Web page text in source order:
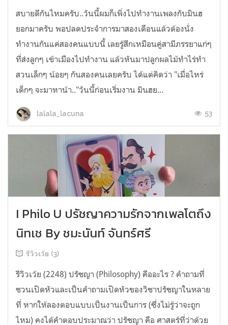
สบายดีกันไหมครับ..วันนี้ผมก็เพิ่งไปทำงานเพลงกับมินฮ
ยอกมาครับ พอปลดประจำการมาสองเดือนแล้วต้องนั่ง
ทำงานกันแค่สองคนแบบนี้ เลยรู้สึกเหมือนคู่สามีภรรยาแก่ๆ
ที่ส่งลูกๆ เข้าเมืองไปทำงาน แล้วหันมาปลูกผลไม้ทำไร่ทำ
สวนเล็กๆ น้อยๆ กันสองคนเลยครับ ได้แต่คิดว่า "เมื่อไหร่
เด็กๆ จะมาหาน้า.."วันนี้ก่อนเริ่มงาน มินฮย...
lalala_lacuna 53
I Philo U ปรัชญาความรักจากเพลโตถึง
นิทเช By ชมะนันท์ จันทร์ศรี
รีวิวเว้ย (3)
รีวิวเว้ย (2248) ปรัชญา (Philosophy) คืออะไร ? คำถามที่
ชวนเปิดหัวและเป็นคำถามเปิดหัวของวิชาปรัชญาในหลาย
ที่ หากให้ลองตอบแบบเป็นงานเป็นการ (ซึ่งไม่รู้ว่าจะถูก
ไหม) คงได้คำตอบประมาณว่า ปรัชญา คือ ศาสตร์ที่ว่าด้วย